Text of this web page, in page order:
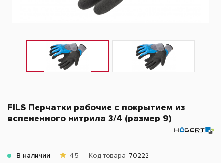
FILS Перчатки рабочие с покрытием из
вспененного нитрила 3/4 (размер 9)
В наличии 4.5 Код товара 70222